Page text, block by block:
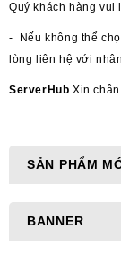
Quý khách hàng vui
- Nếu không thể
lòng liên hệ với
ServerHub Xin
SẢN PHẨM
BANNER